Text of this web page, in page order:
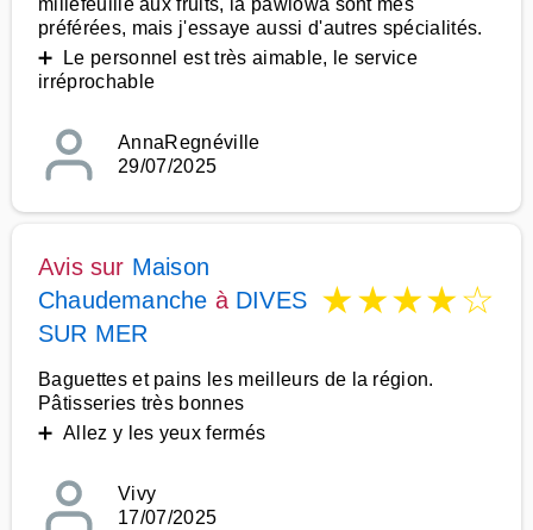
millefeuille aux fruits, la pawlowa sont mes
préférées, mais j'essaye aussi d'autres spécialités.
➕ Le personnel est très aimable, le service
irréprochable
AnnaRegnéville
29/07/2025
Avis sur Maison
Chaudemanche à DIVES
SUR MER
★★★★☆
Baguettes et pains les meilleurs de la région.
Pâtisseries très bonnes
➕ Allez y les yeux fermés
Vivy
17/07/2025